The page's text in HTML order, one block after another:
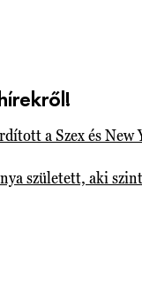
a Szex és New
született, aki